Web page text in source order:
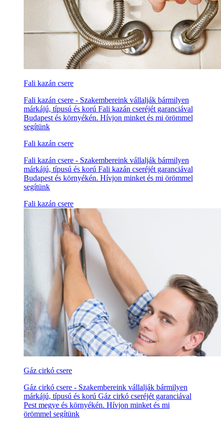
Fali kazán csere
Fali kazán csere - Szakembereink vállalják bármilyen
márkájú, típusú és korú Fali kazán cseréjét garanciával
Budapest és környékén. Hívjon minket és mi örömmel
segítünk
Fali kazán csere
Fali kazán csere - Szakembereink vállalják bármilyen
márkájú, típusú és korú Fali kazán cseréjét garanciával
Budapest és környékén. Hívjon minket és mi örömmel
segítünk
Fali kazán csere
Gáz cirkó csere
Gáz cirkó csere - Szakembereink vállalják bármilyen
márkájú, típusú és korú Gáz cirkó cseréjét garanciával
Pest megye és környékén. Hívjon minket és mi
örömmel segítünk